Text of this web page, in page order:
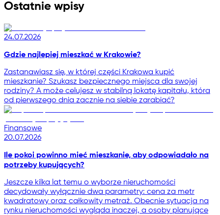
Ostatnie wpisy
24.07.2026
Gdzie najlepiej mieszkać w Krakowie?
Zastanawiasz się, w której części Krakowa kupić
mieszkanie? Szukasz bezpiecznego miejsca dla swojej
rodziny? A może celujesz w stabilną lokatę kapitału, która
od pierwszego dnia zacznie na siebie zarabiać?
Finansowe
20.07.2026
Ile pokoi powinno mieć mieszkanie, aby odpowiadało na
potrzeby kupujących?
Jeszcze kilka lat temu o wyborze nieruchomości
decydowały wyłącznie dwa parametry: cena za metr
kwadratowy oraz całkowity metraż. Obecnie sytuacja na
rynku nieruchomości wygląda inaczej, a osoby planujące